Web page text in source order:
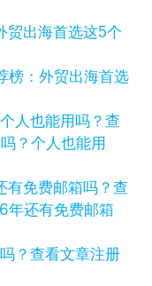
榜：外贸出海首选
查
？个人也能用
查
年还有免费邮箱
查看文章注册